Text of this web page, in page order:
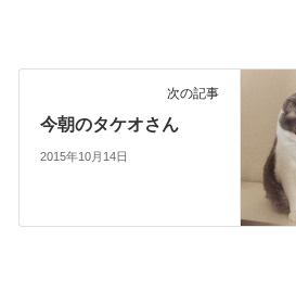
次の記事
今朝のタケオさん
2015年10月14日